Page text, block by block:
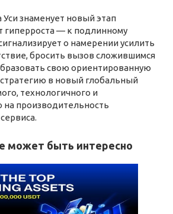
Уси знаменует новый этап
гиперроста — к подлинному
о намерении усилить
бросить вызов сложившимся
свою ориентированную
в новый глобальный
технологичного и
на производительность
может быть интересно